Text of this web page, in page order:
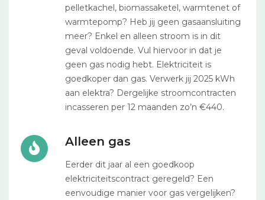
pelletkachel, biomassaketel, warmtenet of
warmtepomp? Heb jij geen gasaansluiting
meer? Enkel en alleen stroom is in dit
geval voldoende. Vul hiervoor in dat je
geen gas nodig hebt. Elektriciteit is
goedkoper dan gas. Verwerk jij 2025 kWh
aan elektra? Dergelijke stroomcontracten
incasseren per 12 maanden zo’n €440.
Alleen gas
Eerder dit jaar al een goedkoop
elektriciteitscontract geregeld? Een
eenvoudige manier voor gas vergelijken?